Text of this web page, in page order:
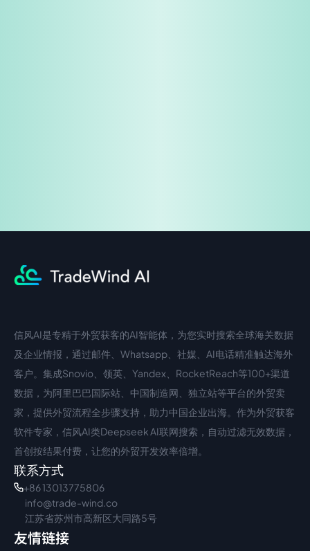
中文入口
信风AI是专精于外贸获客的AI智能体，为您实时搜索全球海关数据
及企业情报，通过邮件、Whatsapp、社媒、AI电话精准触达海外
客户。集成Snovio、领英、Yandex、RocketReach等100+渠道
数据，为阿里巴巴国际站、中国制造网、独立站等平台的外贸卖
家，提供外贸流程全步骤支持，助力中国企业出海。作为外贸获客
软件专家，信风AI类Deepseek AI联网搜索，自动过滤无效数据，
首创按结果付费，让您的外贸开发效率倍增。
联系方式
+86 13013775806
info@trade-wind.co
江苏省苏州市高新区大同路5号
友情链接